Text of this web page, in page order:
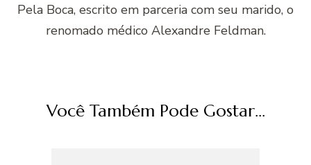
Pela Boca, escrito em parceria com seu marido, o
renomado médico Alexandre Feldman.
Você Também Pode Gostar...